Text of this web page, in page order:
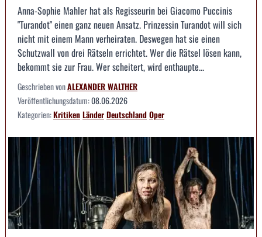
Anna-Sophie Mahler hat als Regisseurin bei Giacomo Puccinis
"Turandot" einen ganz neuen Ansatz. Prinzessin Turandot will sich
nicht mit einem Mann verheiraten. Deswegen hat sie einen
Schutzwall von drei Rätseln errichtet. Wer die Rätsel lösen kann,
bekommt sie zur Frau. Wer scheitert, wird enthaupte...
Geschrieben vonALEXANDER WALTHER
Veröffentlichungsdatum:08.06.2026
Kategorien:KritikenLänderDeutschlandOper